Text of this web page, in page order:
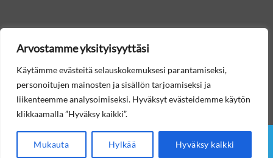
Arvostamme yksityisyyttäsi
Käytämme evästeitä selauskokemuksesi parantamiseksi,
personoitujen mainosten ja sisällön tarjoamiseksi ja
liikenteemme analysoimiseksi. Hyväksyt evästeidemme käytön
klikkaamalla ”Hyväksy kaikki”.
Mukauta Hylkää Hyväksy kaikki
Etusivu Lonkerot Muut juomat Tilausohjeet